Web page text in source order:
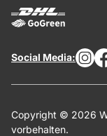
Social Media:
Copyright © 2026
vorbehalten.